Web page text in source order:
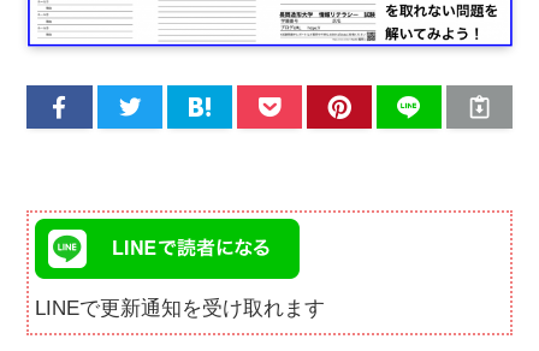
LINEで更新通知を受け取れます